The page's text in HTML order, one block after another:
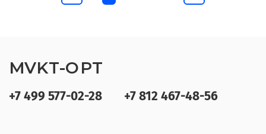
+7 499 577-02-28 +7 812 467-48-56
MVKT-OPT